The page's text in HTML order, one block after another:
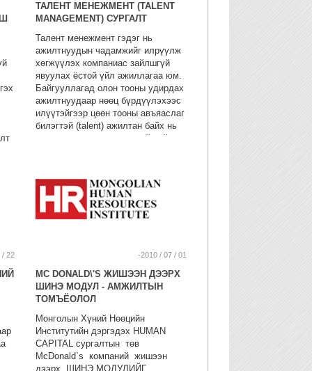
ТАЛЕНТ МЕНЕЖМЕНТ (TALENT
MANAGEMENT) СУРГАЛТ
Талент менежмент гэдэг нь
ажилтнуудын чадамжийг илрүүлж
хөгжүүлэх компаниас зайлшгүй
явуулах ёстой үйл ажиллагаа юм.
Байгууллагад олон тооны удирдах
ажилтнуудаар нөөц бүрдүүлэхээс
илүүтэйгээр цөөн тооны авъяаслаг
билэгтэй (talent) ажилтан байх нь
үр ашиг, бүтээмж өндөртэй байна
түвшний авъяаслаг ажилтнуудад
хийж байгаа хөрөнгө оруулалтыг
ашиглах үйл ажиллагаа юм”.
түвшний” гэсэн үгсийг илүүтэй
ажилтнуудын эзлэх хувийг яаж
нэмэгдүүлэх вэ? Мөн хэрхэн
бусдад алдахаас хамгаалах
бодлого боловсруулах арга зүйн
зөвлөмж, практик судалгаа, тоон
үзүүлэлт дээр тулгуурлан
сургалтыг явуулна.
/ 22 -2010 / 07 / 01
MC DONALD\'S ЖИШЭЭН ДЭЭРХ
ШИНЭ МОДУЛ - АМЖИЛТЫН
ТОМЪЁОЛОЛ
Монголын Хүний Нөөцийн
Институтийн дэргэдэх HUMAN
CAPITAL сургалтын төв
McDonald`s компаний жишээн
дээрх ШИНЭ МОДУЛИЙГ